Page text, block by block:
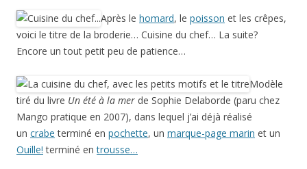
Après le homard, le poisson et les crêpes,
voici le titre de la broderie… Cuisine du chef… La suite?
Encore un tout petit peu de patience…
Modèle
tiré du livre Un été à la mer de Sophie Delaborde (paru chez
Mango pratique en 2007), dans lequel j’ai déjà réalisé
un crabe terminé en pochette, un marque-page marin et un
Ouille! terminé entrousse…